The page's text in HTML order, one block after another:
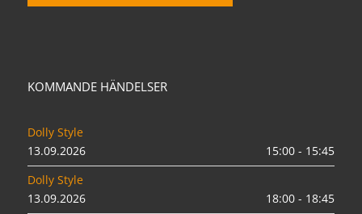
KOMMANDE HÄNDELSER
Dolly Style
13.09.2026
15:00 - 15:45
Dolly Style
13.09.2026
18:00 - 18:45